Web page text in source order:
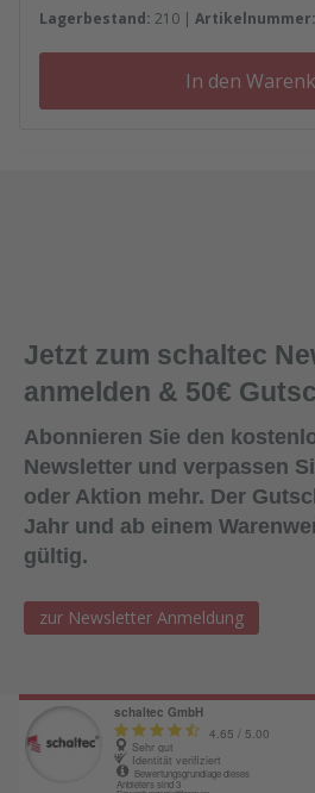
Lagerbestand: 210 | Artikelnummer:
In den
Jetzt zum schaltec
anmelden & 50€
Abonnieren Sie den
Newsletter und verpassen
oder Aktion mehr. Der
Jahr und ab einem
gültig.
zur Newsletter Anmeldung